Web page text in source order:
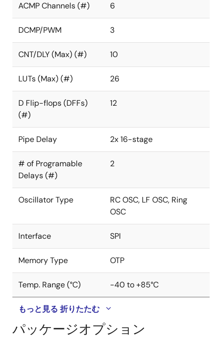
ACMP Channels (#) 6
DCMP/PWM 3
CNT/DLY (Max) (#) 10
LUTs (Max) (#) 26
D Flip-flops (DFFs)
(#)
12
Pipe Delay 2x 16-stage
# of Programable
Delays (#)
2
Oscillator Type
RC OSC, LF OSC, Ring
OSC
Interface SPI
Memory Type OTP
Temp. Range (°C) -40 to +85°C
もっと見る 折りたたむ
パッケージオプション